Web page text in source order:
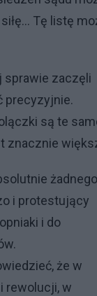
Tę listę
sprawie zaczęli
precyzyjnie.
są te
znacznie
i protestujący
i do
że w
rewolucji, w